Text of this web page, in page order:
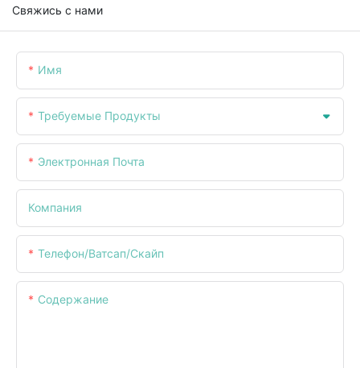
Свяжись с нами
Имя
Требуемые Продукты
Электронная Почта
Компания
Телефон/ватсап/скайп
Содержание